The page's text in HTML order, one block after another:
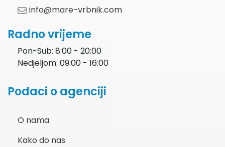
info@mare-vrbnik.com
Radno vrijeme
Pon-Sub: 8:00 - 20:00
Nedjeljom: 09:00 - 16:00
Podaci o agenciji
O nama
Kako do nas